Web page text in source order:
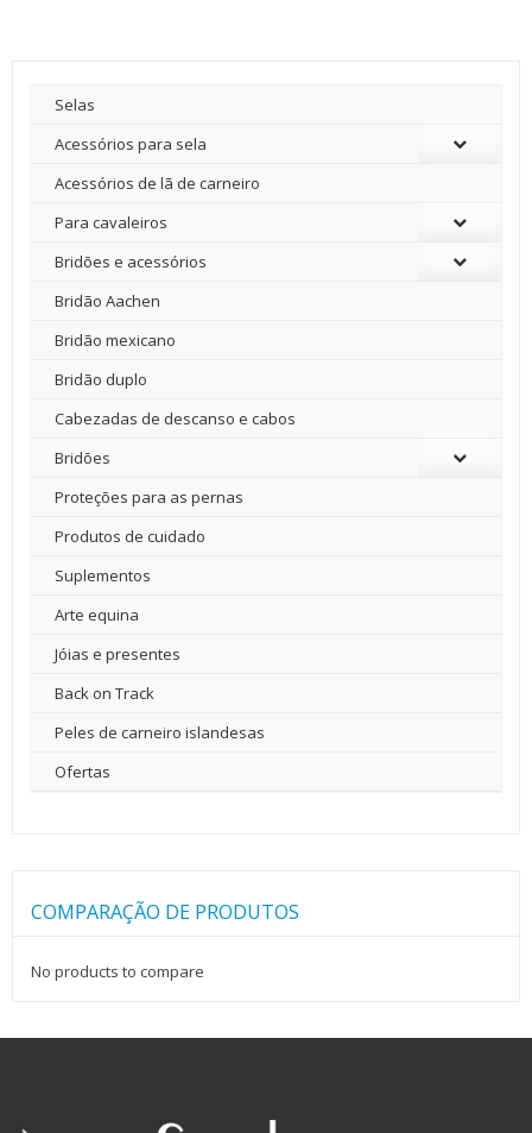
Selas
Acessórios para sela
Acessórios de lã de carneiro
Para cavaleiros
Bridões e acessórios
Bridão Aachen
Bridão mexicano
Bridão duplo
Cabezadas de descanso e cabos
Bridões
Proteções para as pernas
Produtos de cuidado
Suplementos
Arte equina
Jóias e presentes
Back on Track
Peles de carneiro islandesas
Ofertas
COMPARAÇÃO DE PRODUTOS
No products to compare